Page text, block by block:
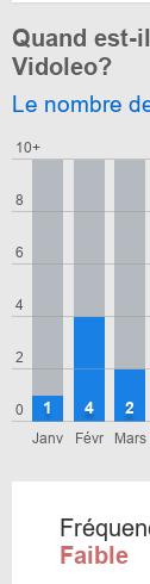
Quand est-
Vidoleo?
Le nombre
0
2
4
6
8
10+
Janv
1
Févr
4
Mars
2
Faible